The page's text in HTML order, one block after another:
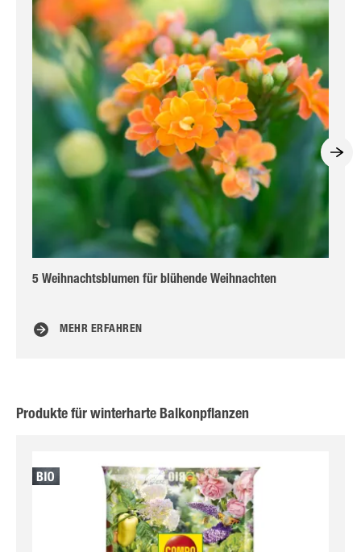
5 Weihnachtsblumen für blühende Weihnachten
MEHR ERFAHREN
Produkte für winterharte Balkonpflanzen